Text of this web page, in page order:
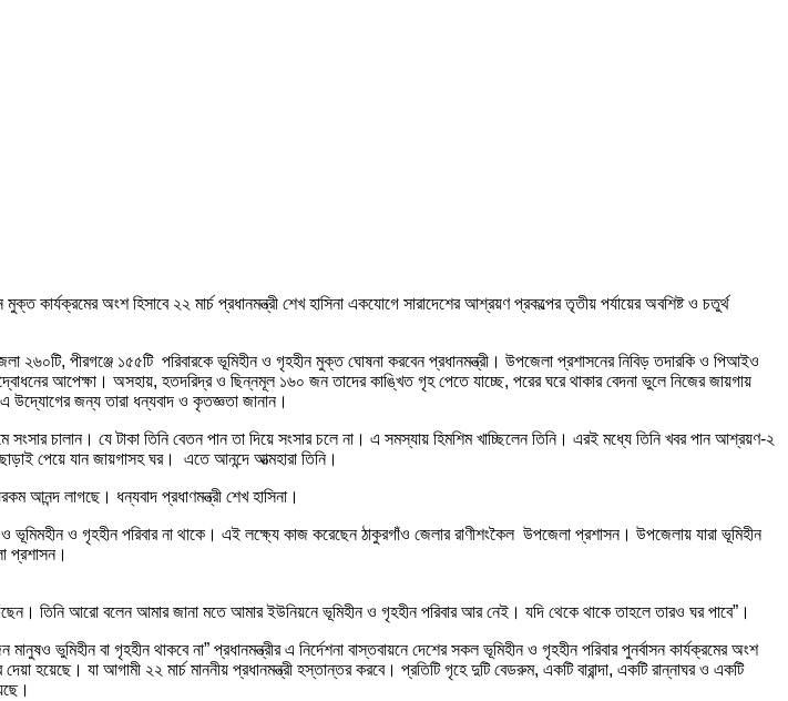
অংশ হিসাবে ২২ মার্চ প্রধানমন্ত্রী শেখ হাসিনা একযোগে সারাদেশের আশ্রয়ণ প্রকল্পের তৃতীয় পর্যায়ের অবশিষ্ট ও চতুর্থ
পীরগঞ্জে ১৫৫টি পরিবারকে ভূমিহীন ও গৃহহীন মুক্ত ঘোষনা করবেন প্রধানমন্ত্রী। উপজেলা প্রশাসনের নিবিড় তদারকি ও পিআইও
আপেক্ষা। অসহায়, হতদরিদ্র ও ছিন্নমূল ১৬০ জন তাদের কাঙ্খিত গৃহ পেতে যাচ্ছে, পরের ঘরে থাকার বেদনা ভুলে নিজের জায়গায়
এ উদ্যোগের জন্য তারা ধন্যবাদ ও কৃতজ্ঞতা জানান।
চালান। যে টাকা তিনি বেতন পান তা দিয়ে সংসার চলে না। এ সমস্যায় হিমশিম খাচ্ছিলেন তিনি। এরই মধ্যে তিনি খবর পান আশ্রয়ণ-২
পেয়ে যান জায়গাসহ ঘর। এতে আনন্দে আত্মহারা তিনি।
লাগছে। ধন্যবাদ প্রধাণমন্ত্রী শেখ হাসিনা।
ও গৃহহীন পরিবার না থাকে। এই লক্ষ্যে কাজ করেছেন ঠাকুরগাঁও জেলার রাণীশংকৈল উপজেলা প্রশাসন। উপজেলায় যারা ভূমিহীন
প্রশাসন।
তিনি আরো বলেন আমার জানা মতে আমার ইউনিয়নে ভূমিহীন ও গৃহহীন পরিবার আর নেই। যদি থেকে থাকে তাহলে তারও ঘর পাবে”।
ভুমিহীন বা গৃহহীন থাকবে না” প্রধানমন্ত্রীর এ নির্দেশনা বাস্তবায়নে দেশের সকল ভূমিহীন ও গৃহহীন পরিবার পুনর্বাসন কার্যক্রমের অংশ
হয়েছে। যা আগামী ২২ মার্চ মাননীয় প্রধানমন্ত্রী হস্তান্তর করবে। প্রতিটি গৃহে দুটি বেডরুম, একটি বারান্দা, একটি রান্নাঘর ও একটি